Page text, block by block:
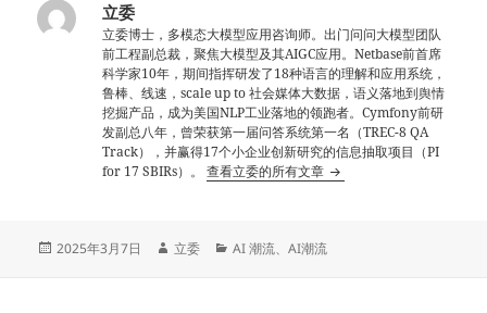
立委
立委博士，多模态大模型应用咨询师。出门问问大模型团队
前工程副总裁，聚焦大模型及其AIGC应用。Netbase前首席
科学家10年，期间指挥研发了18种语言的理解和应用系统，
鲁棒、线速，scale up to 社会媒体大数据，语义落地到舆情
挖掘产品，成为美国NLP工业落地的领跑者。Cymfony前研
发副总八年，曾荣获第一届问答系统第一名（TREC-8 QA
Track），并赢得17个小企业创新研究的信息抽取项目（PI
for 17 SBIRs）。查看立委的所有文章
发
2025年3月7日
作
立委
分
AI 潮流、AI潮流